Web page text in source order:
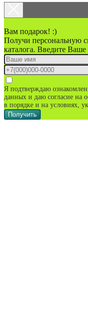
Вам подарок! :)
Получи персональную
каталога. Введите
Я подтверждаю
данных и даю согласие на
в порядке и на условиях,
Получить